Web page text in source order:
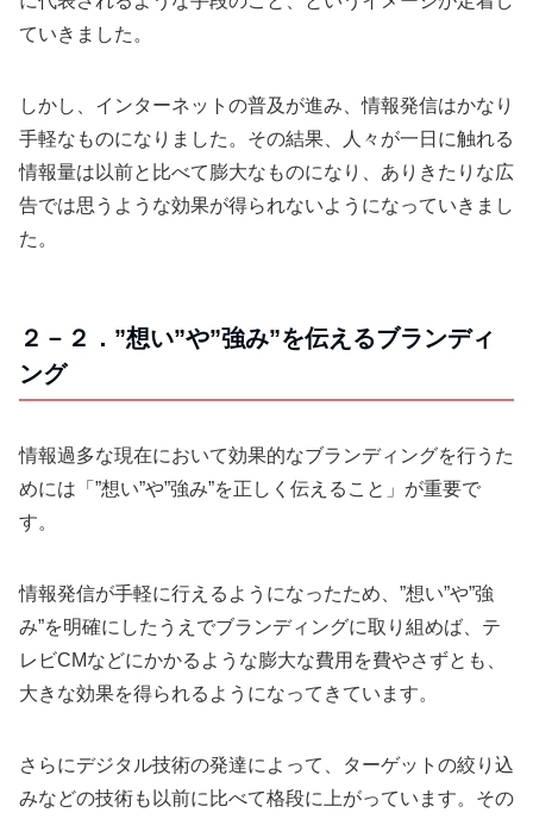
ていきました。
しかし、インターネットの普及が進み、情報発信はかなり
手軽なものになりました。その結果、人々が一日に触れる
情報量は以前と比べて膨大なものになり、ありきたりな広
告では思うような効果が得られないようになっていきまし
た。
２－２．”想い”や”強み”を伝えるブランディ
ング
情報過多な現在において効果的なブランディングを行うた
めには「”想い”や”強み”を正しく伝えること」が重要で
す。
情報発信が手軽に行えるようになったため、”想い”や”強
み”を明確にしたうえでブランディングに取り組めば、テ
レビCMなどにかかるような膨大な費用を費やさずとも、
大きな効果を得られるようになってきています。
さらにデジタル技術の発達によって、ターゲットの絞り込
みなどの技術も以前に比べて格段に上がっています。その